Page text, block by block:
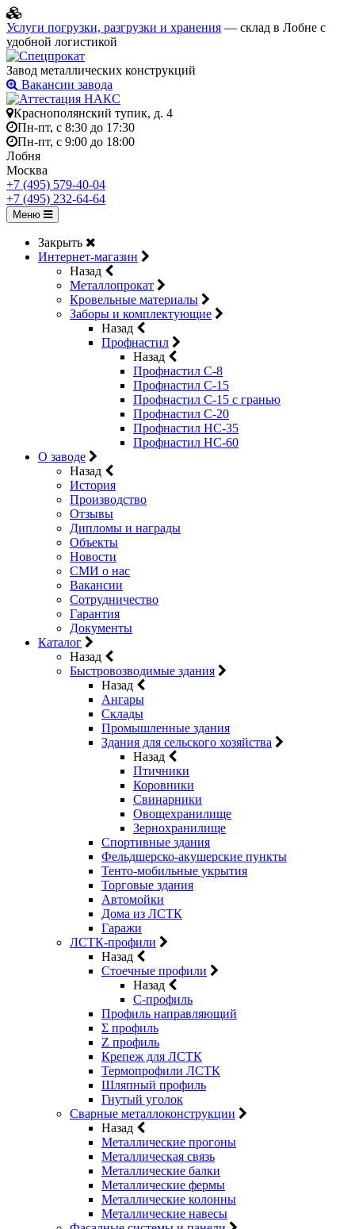
Услуги погрузки, разгрузки и хранения — склад в Лобне с
удобной логистикой
Завод металлических конструкций
Вакансии завода
Краснополянский тупик, д. 4
Пн-пт, с 8:30 до 17:30
Пн-пт, с 9:00 до 18:00
Лобня
Москва
+7 (495) 579-40-04
+7 (495) 232-64-64
Меню
Закрыть
Интернет-магазин
Назад
Металлопрокат
Кровельные материалы
Заборы и комплектующие
Назад
Профнастил
Назад
Профнастил С-8
Профнастил С-15
Профнастил C-15 с гранью
Профнастил C-20
Профнастил НС-35
Профнастил НС-60
О заводе
Назад
История
Производство
Отзывы
Дипломы и награды
Объекты
Новости
СМИ о нас
Вакансии
Сотрудничество
Гарантия
Документы
Каталог
Назад
Быстровозводимые здания
Назад
Ангары
Склады
Промышленные здания
Здания для сельского хозяйства
Назад
Птичники
Коровники
Свинарники
Овощехранилище
Зернохранилище
Спортивные здания
Фельдшерско-акушерские пункты
Тенто-мобильные укрытия
Торговые здания
Автомойки
Дома из ЛСТК
Гаражи
ЛСТК-профили
Назад
Стоечные профили
Назад
C-профиль
Профиль направляющий
Σ профиль
Z профиль
Крепеж для ЛСТК
Термопрофили ЛСТК
Шляпный профиль
Гнутый уголок
Сварные металлоконструкции
Назад
Металлические прогоны
Металлическая связь
Металлические балки
Металлические фермы
Металлические колонны
Металлические навесы